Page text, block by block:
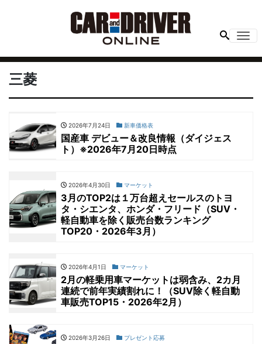
三菱
2026年7月24日 新車価格表
国産車 デビュー＆改良情報（ダイジェス
ト）※2026年7月20日時点
2026年4月30日 マーケット
3月のTOP2は１万台超えセールスのトヨ
タ・シエンタ、ホンダ・フリード（SUV・
軽自動車を除く販売台数ランキング
TOP20・2026年3月）
2026年4月1日 マーケット
2月の軽乗用車マーケットは弱含み、2カ月
連続で前年実績割れに！（SUV除く軽自動
車販売TOP15・2026年2月）
2026年3月26日 プレゼント応募